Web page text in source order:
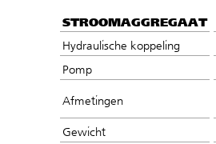
STROOMAGGREGAAT
Hydraulische koppeling
Pomp
Afmetingen
Gewicht